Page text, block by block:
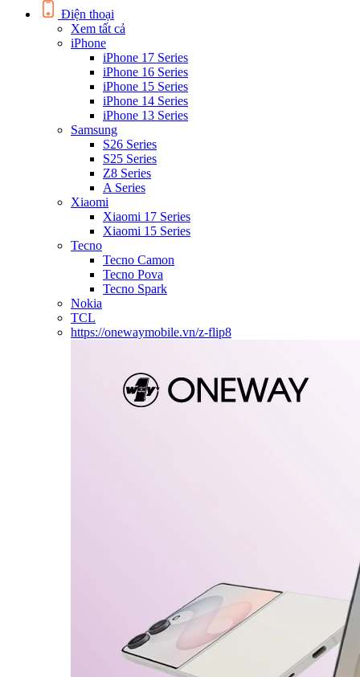
Điện thoại
Xem tất cả
iPhone
iPhone 17 Series
iPhone 16 Series
iPhone 15 Series
iPhone 14 Series
iPhone 13 Series
Samsung
S26 Series
S25 Series
Z8 Series
A Series
Xiaomi
Xiaomi 17 Series
Xiaomi 15 Series
Tecno
Tecno Camon
Tecno Pova
Tecno Spark
Nokia
TCL
https://onewaymobile.vn/z-flip8